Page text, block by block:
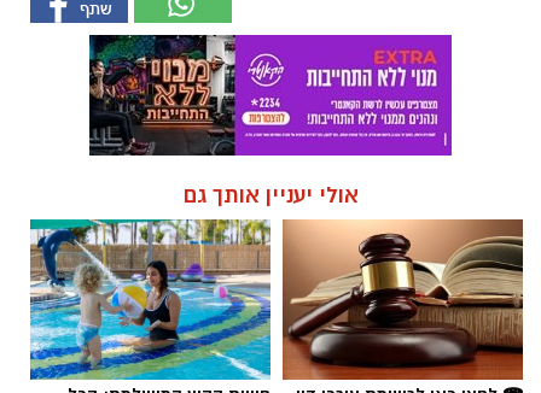
אולי יעניין אותך גם